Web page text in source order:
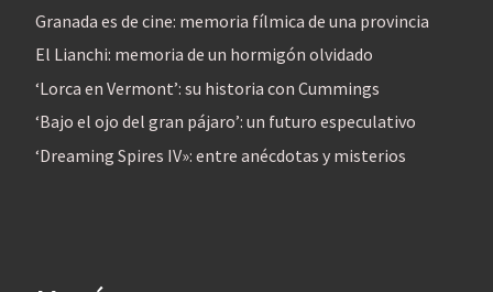
Granada es de cine: memoria fílmica de una provincia
El Lianchi: memoria de un hormigón olvidado
‘Lorca en Vermont’: su historia con Cummings
‘Bajo el ojo del gran pájaro’: un futuro especulativo
‘Dreaming Spires IV»: entre anécdotas y misterios